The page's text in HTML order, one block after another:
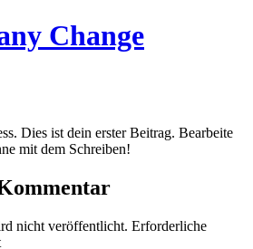
Change
Dies ist dein erster Beitrag. Bearbeite
mit dem Schreiben!
nicht veröffentlicht. Erforderliche